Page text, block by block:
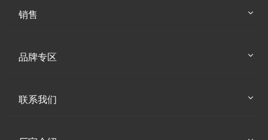
销售
品牌专区
联系我们